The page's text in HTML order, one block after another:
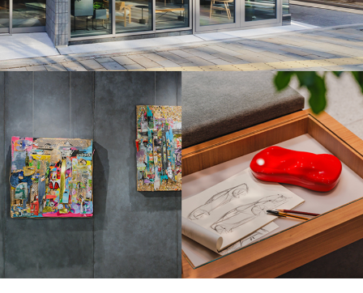
中古車
リコール情報
お問合せ/FAQ
ニュースルーム
企業・IR・採用